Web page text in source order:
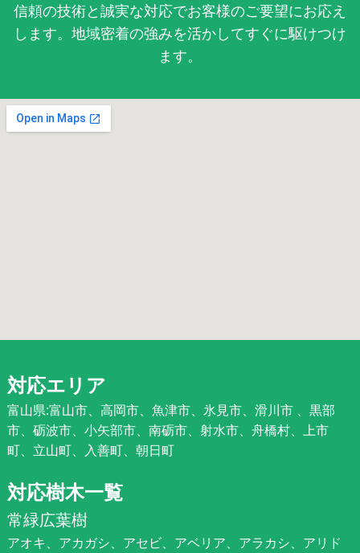
信頼の技術と誠実な対応でお客様のご要望にお応え
します。地域密着の強みを活かしてすぐに駆けつけ
ます。
対応エリア
富山県:富山市、高岡市、魚津市、氷見市、滑川市 、黒部
市、砺波市、小矢部市、南砺市、射水市、舟橋村、上市
町、立山町、入善町、朝日町
対応樹木一覧
常緑広葉樹
アオキ、アカガシ、アセビ、アベリア、アラカシ、アリド